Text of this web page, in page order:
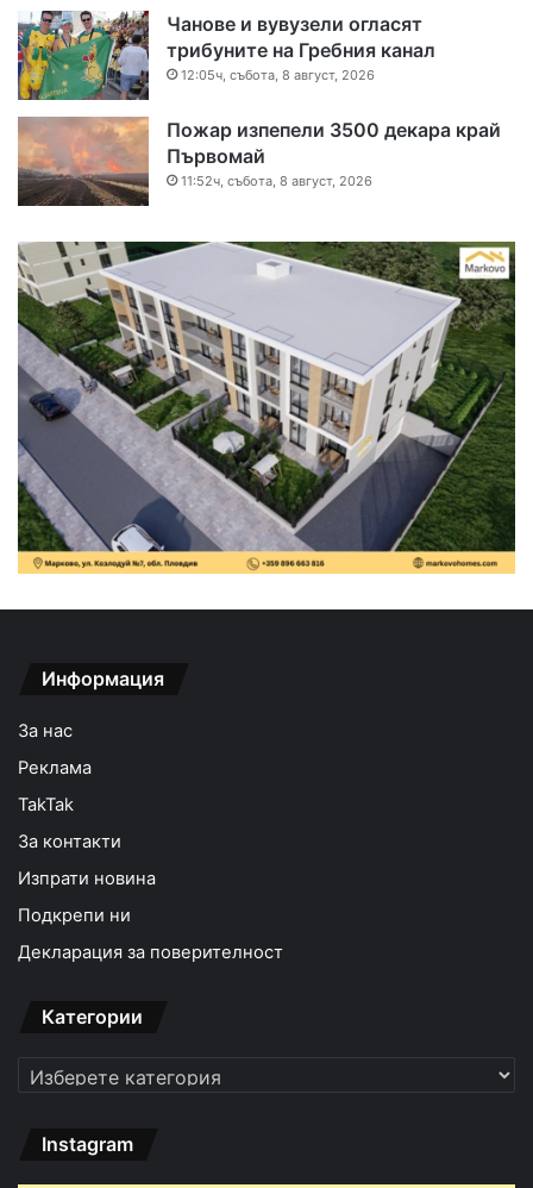
Чанове и вувузели огласят
трибуните на Гребния канал
12:05ч, събота, 8 август, 2026
Пожар изпепели 3500 декара край
Първомай
11:52ч, събота, 8 август, 2026
Информация
За нас
Реклама
TakTak
За контакти
Изпрати новина
Подкрепи ни
Декларация за поверителност
Категории
Категории
Instagram